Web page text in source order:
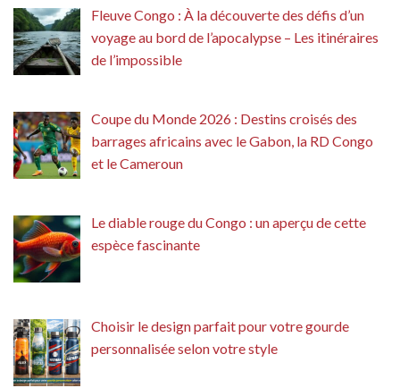
Fleuve Congo : À la découverte des défis d’un
voyage au bord de l’apocalypse – Les itinéraires
de l’impossible
Coupe du Monde 2026 : Destins croisés des
barrages africains avec le Gabon, la RD Congo
et le Cameroun
Le diable rouge du Congo : un aperçu de cette
espèce fascinante
Choisir le design parfait pour votre gourde
personnalisée selon votre style